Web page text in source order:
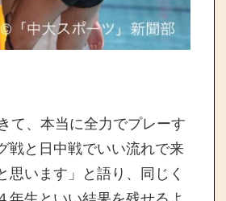
て、本当に全力でプレーす
戦と日中戦でいい流れで来
います」と語り、同じく